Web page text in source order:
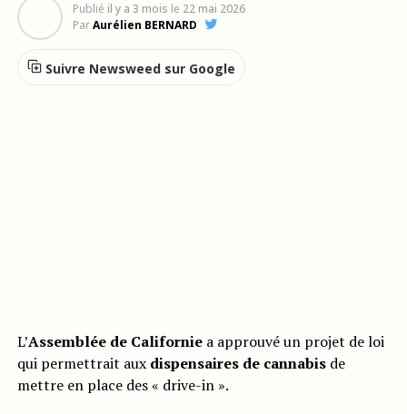
Publié il y a 3 mois le 22 mai 2026
ParAurélien BERNARD
Suivre Newsweed sur Google
L’Assemblée de Californiea approuvé un projet de loi
qui permettrait aux dispensaires de cannabisde
mettre en place des « drive-in ».